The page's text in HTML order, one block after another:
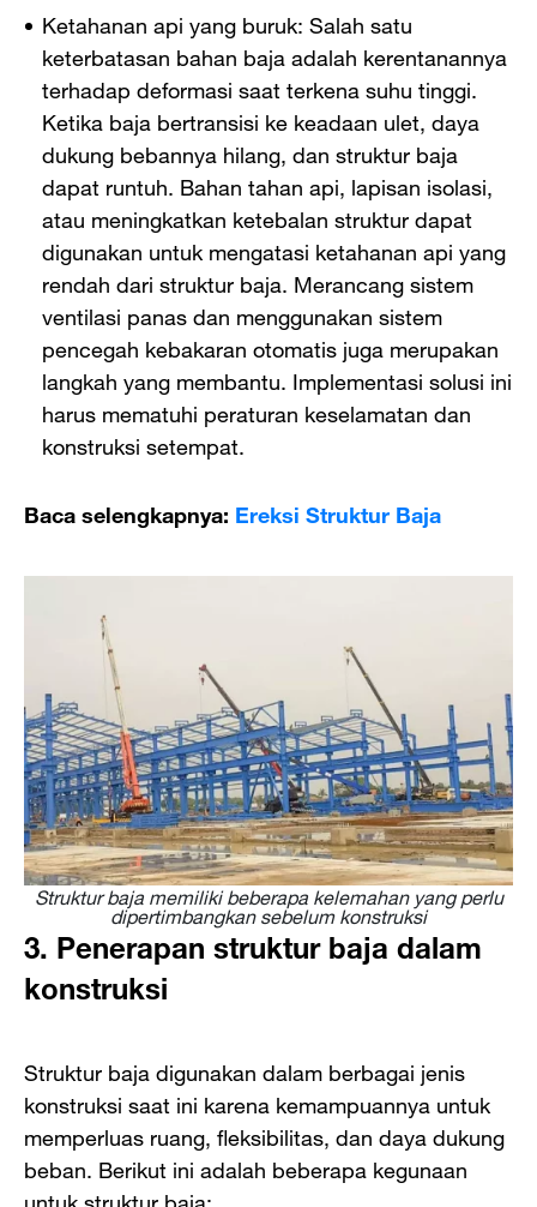
Ketahanan api yang buruk: Salah satu
keterbatasan bahan baja adalah kerentanannya
terhadap deformasi saat terkena suhu tinggi.
Ketika baja bertransisi ke keadaan ulet, daya
dukung bebannya hilang, dan struktur baja
dapat runtuh. Bahan tahan api, lapisan isolasi,
atau meningkatkan ketebalan struktur dapat
digunakan untuk mengatasi ketahanan api yang
rendah dari struktur baja. Merancang sistem
ventilasi panas dan menggunakan sistem
pencegah kebakaran otomatis juga merupakan
langkah yang membantu. Implementasi solusi ini
harus mematuhi peraturan keselamatan dan
konstruksi setempat.
Baca selengkapnya: Ereksi Struktur Baja
Struktur baja memiliki beberapa kelemahan yang perlu
dipertimbangkan sebelum konstruksi
3. Penerapan struktur baja dalam
konstruksi
Struktur baja digunakan dalam berbagai jenis
konstruksi saat ini karena kemampuannya untuk
memperluas ruang, fleksibilitas, dan daya dukung
beban. Berikut ini adalah beberapa kegunaan